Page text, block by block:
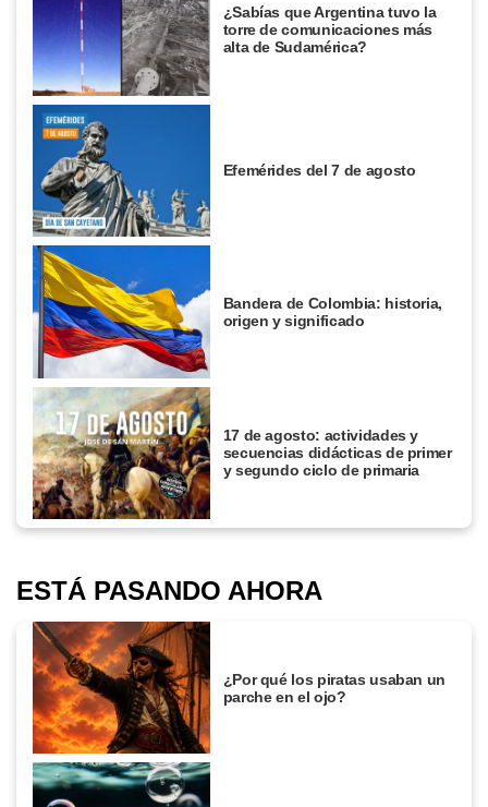
¿Sabías que Argentina tuvo la
torre de comunicaciones más
alta de Sudamérica?
Efemérides del 7 de agosto
Bandera de Colombia: historia,
origen y significado
17 de agosto: actividades y
secuencias didácticas de primer
y segundo ciclo de primaria
ESTÁ PASANDO AHORA
¿Por qué los piratas usaban un
parche en el ojo?